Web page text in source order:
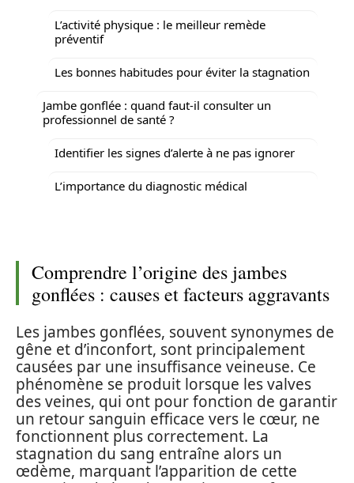
L’activité physique : le meilleur remède
préventif
Les bonnes habitudes pour éviter la stagnation
Jambe gonflée : quand faut-il consulter un
professionnel de santé ?
Identifier les signes d’alerte à ne pas ignorer
L’importance du diagnostic médical
Comprendre l’origine des jambes
gonflées : causes et facteurs aggravants
Les jambes gonflées, souvent synonymes de
gêne et d’inconfort, sont principalement
causées par une insuffisance veineuse. Ce
phénomène se produit lorsque les valves
des veines, qui ont pour fonction de garantir
un retour sanguin efficace vers le cœur, ne
fonctionnent plus correctement. La
stagnation du sang entraîne alors un
œdème, marquant l’apparition de cette